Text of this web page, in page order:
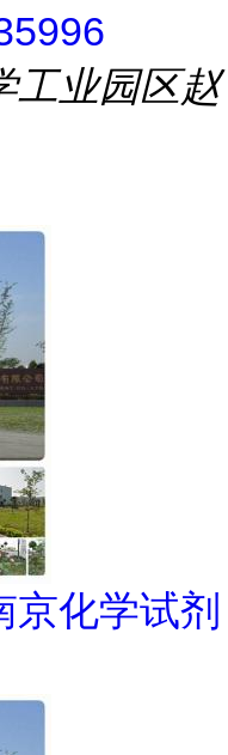
工业园区赵
京化学试剂